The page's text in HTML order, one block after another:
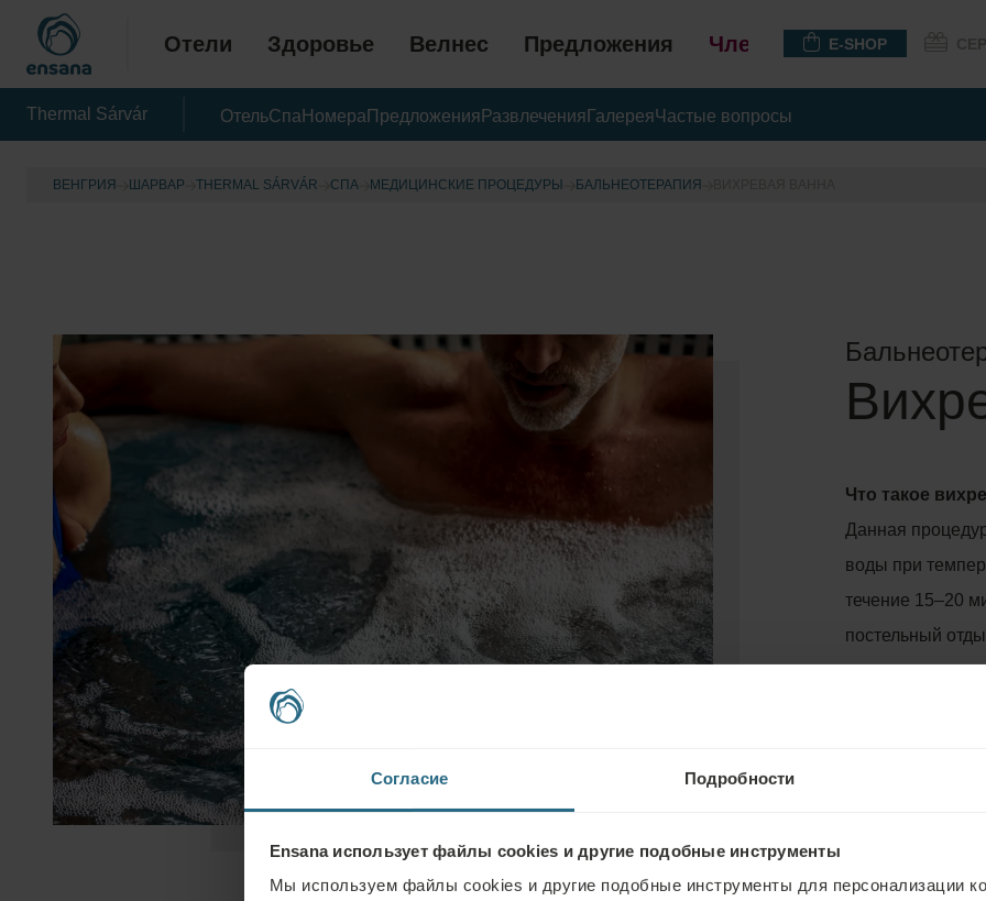
Согласие Подробности
Ensana использует файлы cookies и другие подобные инструменты
Мы используем файлы cookies и другие подобные инструменты для персонализации
Отели Здоровье Велнес Предложения Членство E-SHOP
Thermal Sárvár ОтельСпа Номера Предложения Развлечения ГалереяЧастые вопросы
ВЕНГРИЯ ШАРВАР THERMAL SÁRVÁR CПА МЕДИЦИНСКИЕ ПРОЦЕДУРЫ БАЛЬНЕОТЕРАПИЯ
Что такое
Данная
воды при
течение 15–20
постельный
процедура.
Вихревое
действие:
обмен
стресс,